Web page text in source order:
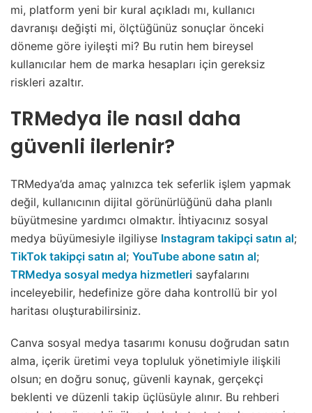
mi, platform yeni bir kural açıkladı mı, kullanıcı
davranışı değişti mi, ölçtüğünüz sonuçlar önceki
döneme göre iyileşti mi? Bu rutin hem bireysel
kullanıcılar hem de marka hesapları için gereksiz
riskleri azaltır.
TRMedya ile nasıl daha
güvenli ilerlenir?
TRMedya’da amaç yalnızca tek seferlik işlem yapmak
değil, kullanıcının dijital görünürlüğünü daha planlı
büyütmesine yardımcı olmaktır. İhtiyacınız sosyal
medya büyümesiyle ilgiliyse Instagram takipçi satın al;
TikTok takipçi satın al; YouTube abone satın al;
TRMedya sosyal medya hizmetleri sayfalarını
inceleyebilir, hedefinize göre daha kontrollü bir yol
haritası oluşturabilirsiniz.
Canva sosyal medya tasarımı konusu doğrudan satın
alma, içerik üretimi veya topluluk yönetimiyle ilişkili
olsun; en doğru sonuç, güvenli kaynak, gerçekçi
beklenti ve düzenli takip üçlüsüyle alınır. Bu rehberi